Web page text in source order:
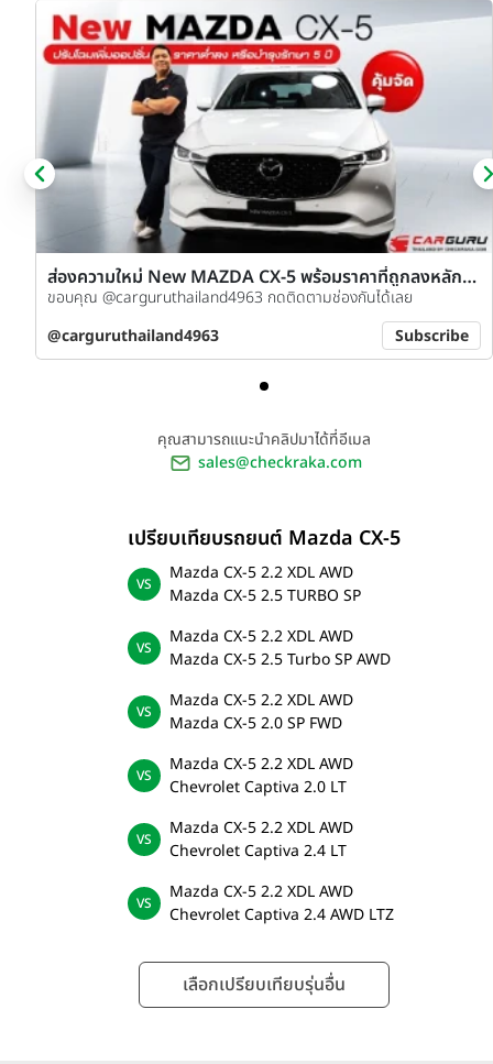
ส่องความใหม่ New MAZDA CX-5 พร้อมราคาที่ถูกลงหลัก
แสน! เริ่มต้น 1.15-1.25 ลบ.
ขอบคุณ @carguruthailand4963 กดติดตามช่องกันได้เลย
@carguruthailand4963
Subscribe
คุณสามารถแนะนำคลิปมาได้ที่อีเมล
sales@checkraka.com
เปรียบเทียบรถยนต์ Mazda CX-5
Mazda CX-5 2.2 XDL AWD
Mazda CX-5 2.5 TURBO SP
Mazda CX-5 2.2 XDL AWD
Mazda CX-5 2.5 Turbo SP AWD
Mazda CX-5 2.2 XDL AWD
Mazda CX-5 2.0 SP FWD
Mazda CX-5 2.2 XDL AWD
Chevrolet Captiva 2.0 LT
Mazda CX-5 2.2 XDL AWD
Chevrolet Captiva 2.4 LT
Mazda CX-5 2.2 XDL AWD
Chevrolet Captiva 2.4 AWD LTZ
เลือกเปรียบเทียบรุ่นอื่น